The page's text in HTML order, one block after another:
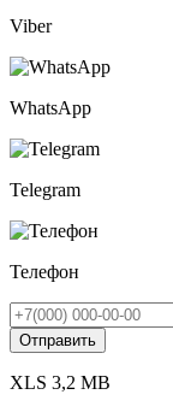
Viber
WhatsApp
Telegram
Телефон
XLS 3,2 MB